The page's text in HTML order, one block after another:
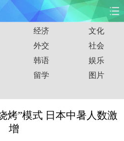
国际 财经
人事 教育
华人 汽车
经济
文化
外交
社会
韩语
娱乐
留学
图片
烤”模式 日本中暑人数激
增